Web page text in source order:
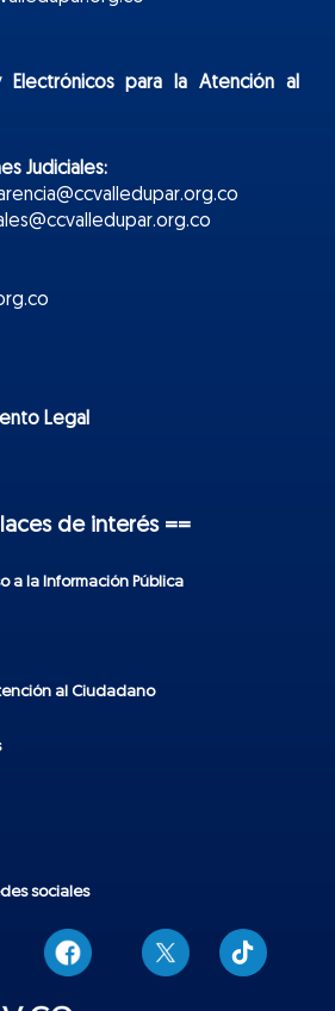
Electrónicospara la Atención al
Judiciales:
Legal
de interés ==
a la Información Pública
al Ciudadano
sociales
T
i
k